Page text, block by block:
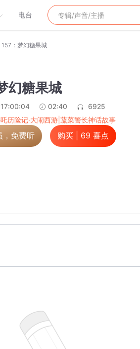
电台
157：梦幻糖果城
幻糖果城
02:40
6925
历险记·大闹西游|蔬菜警长神话故事
，免费听 购买 | 69 喜点